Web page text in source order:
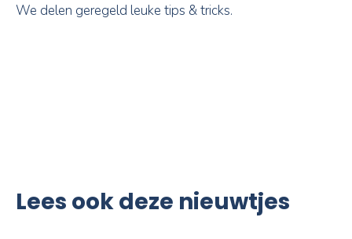
We delen geregeld leuke tips & tricks.
Lees ook deze nieuwtjes